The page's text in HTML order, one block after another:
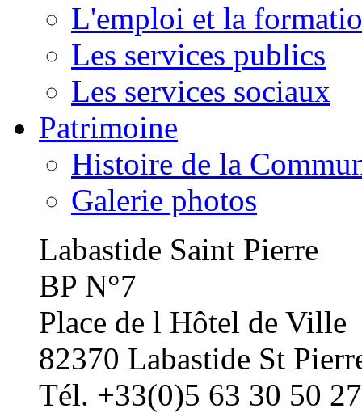
L'emploi et la
Les services publics
Les services sociaux
Patrimoine
Histoire de la
Galerie photos
Labastide Saint Pierre
BP N°7
Place de l Hôtel de Ville
82370 Labastide St
Tél. +33(0)5 63 30 50 27